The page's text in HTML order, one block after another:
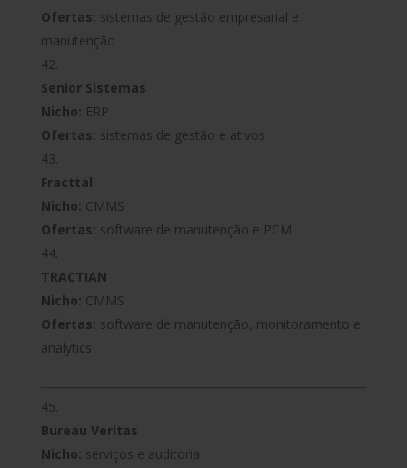
Ofertas: sistemas de gestão empresarial e
manutenção
Senior Sistemas
Nicho: ERP
Ofertas: sistemas de gestão e ativos
Fracttal
Nicho: CMMS
Ofertas: software de manutenção e PCM
TRACTIAN
Nicho: CMMS
Ofertas: software de manutenção, monitoramento e
analytics
Bureau Veritas
Nicho: serviços e auditoria